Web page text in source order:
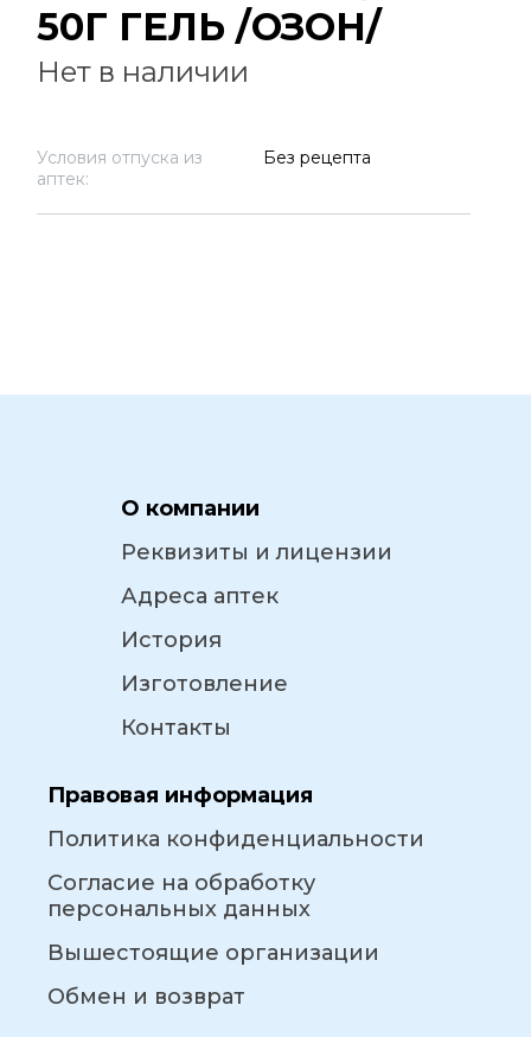
50Г ГЕЛЬ /ОЗОН/
Нет в наличии
Условия отпуска из
аптек:
Без рецепта
О компании
Реквизиты и лицензии
Адреса аптек
История
Изготовление
Контакты
Правовая информация
Политика конфиденциальности
Согласие на обработку
персональных данных
Вышестоящие организации
Обмен и возврат